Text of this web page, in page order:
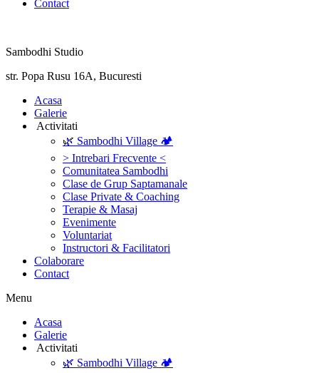
Contact
Sambodhi Studio
str. Popa Rusu 16A, Bucuresti
‎Acasa
Galerie
‎ ‎Activitati‎
🌿 Sambodhi Village 🏕️
> Intrebari Frecvente <
Comunitatea Sambodhi
Clase de Grup Saptamanale
Clase Private & Coaching
Terapie & Masaj
‎Evenimente
Voluntariat
‏‏‎Instructori & Facilitatori
Colaborare
Contact
Menu
‎Acasa
Galerie
‎ ‎Activitati‎
🌿 Sambodhi Village 🏕️